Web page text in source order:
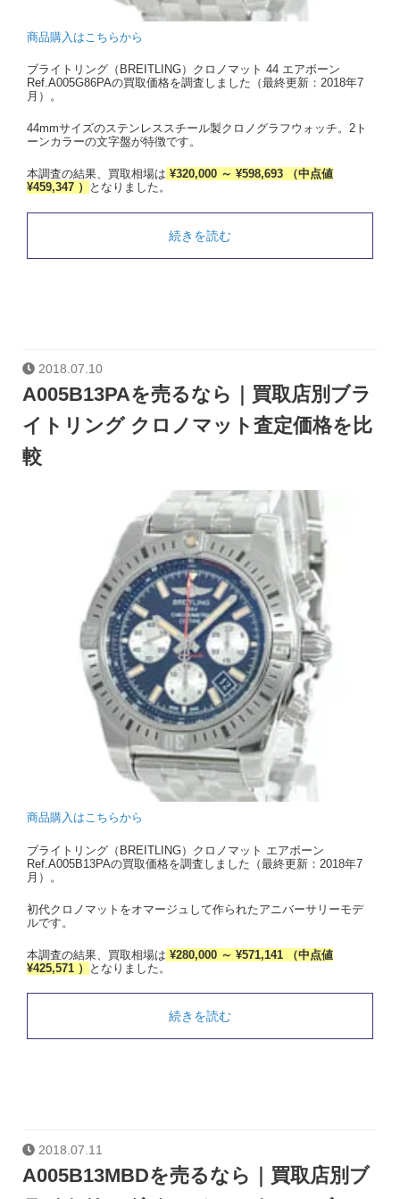
商品購入はこちらから
ブライトリング（BREITLING）クロノマット 44 エアボーン
Ref.A005G86PAの買取価格を調査しました（最終更新：2018年7
月）。
44mmサイズのステンレススチール製クロノグラフウォッチ。2ト
ーンカラーの文字盤が特徴です。
本調査の結果、買取相場は ¥320,000 ～ ¥598,693 （中点値
¥459,347 ）
となりました。
続きを読む
2018.07.10
A005B13PAを売るなら｜買取店別ブラ
イトリング クロノマット査定価格を比
較
商品購入はこちらから
ブライトリング（BREITLING）クロノマット エアボーン
Ref.A005B13PAの買取価格を調査しました（最終更新：2018年7
月）。
初代クロノマットをオマージュして作られたアニバーサリーモデ
ルです。
本調査の結果、買取相場は ¥280,000 ～ ¥571,141 （中点値
¥425,571 ）
となりました。
続きを読む
2018.07.11
A005B13MBDを売るなら｜買取店別ブ